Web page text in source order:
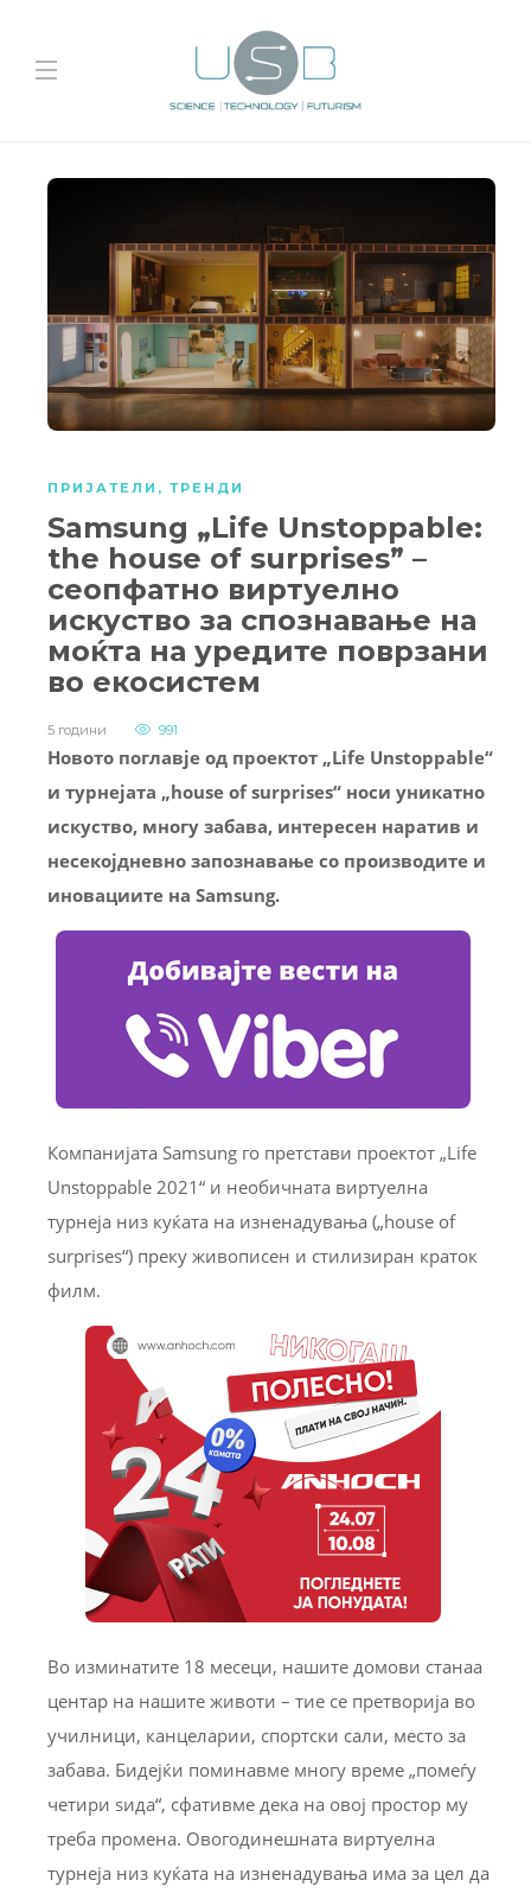
ПРИЈАТЕЛИ , ТРЕНДИ
Samsung „Life Unstoppable:
the house of surprises” –
сеопфатно виртуелно
искуство за спознавање на
моќта на уредите поврзани
во екосистем
5 години 991
Новото поглавје од проектот „Life Unstoppable“
и турнејата „house of surprises“ носи уникатно
искуство, многу забава, интересен наратив и
несекојдневно запoзнавање со производите и
иновациите на Samsung.
Компанијата Samsung го претстави проектот „Life
Unstoppable 2021“ и необичната виртуелна
турнеја низ куќата на изненадувања („house of
surprises“) преку живописен и стилизиран краток
филм.
Во изминатите 18 месеци, нашите домови станаа
центар на нашите животи – тие се претворија во
училници, канцеларии, спортски сали, место за
забава. Бидејќи поминавме многу време „помеѓу
четири ѕида“, сфативме дека на овој простор му
треба промена. Овогодинешната виртуелна
турнеја низ куќата на изненадувања има за цел да